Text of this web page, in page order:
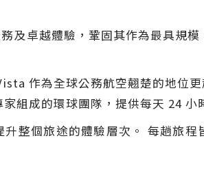
及卓越體驗，鞏固其作為最具規
作為全球公務航空翹楚的地位
組成的環球團隊，提供每天 24 小
整個旅途的體驗層次。 每趟旅程